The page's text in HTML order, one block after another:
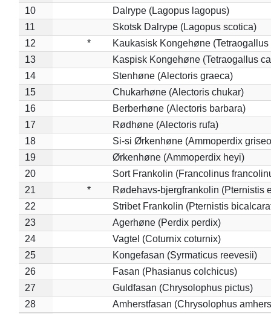
10
Dalrype (Lagopus lagopus)
11
Skotsk Dalrype (Lagopus scotica)
12
*
Kaukasisk Kongehøne
13
Kaspisk Kongehøne (Tetraogallus
14
Stenhøne (Alectoris graeca)
15
Chukarhøne (Alectoris chukar)
16
Berberhøne (Alectoris barbara)
17
Rødhøne (Alectoris rufa)
18
Si-si Ørkenhøne (Ammoperdix
19
Ørkenhøne (Ammoperdix heyi)
20
Sort Frankolin (Francolinus
21
*
Rødehavs-bjergfrankolin (Pternistis
22
Stribet Frankolin (Pternistis
23
Agerhøne (Perdix perdix)
24
Vagtel (Coturnix coturnix)
25
Kongefasan (Syrmaticus reevesii)
26
Fasan (Phasianus colchicus)
27
Guldfasan (Chrysolophus pictus)
28
Amherstfasan (Chrysolophus